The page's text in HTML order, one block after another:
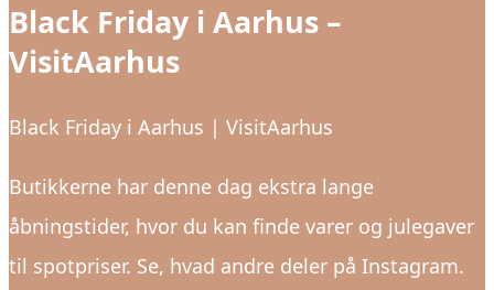
Black Friday i Aarhus –
VisitAarhus
Black Friday i Aarhus | VisitAarhus
Butikkerne har denne dag ekstra lange
åbningstider, hvor du kan finde varer og julegaver
til spotpriser. Se, hvad andre deler på Instagram.